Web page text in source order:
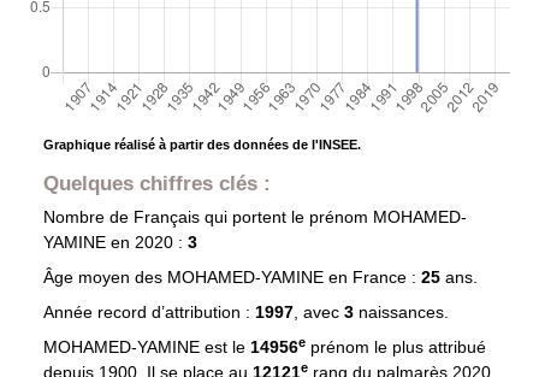
Graphique réalisé à partir des données de l'INSEE.
Quelques chiffres clés :
Nombre de Français qui portent le prénom MOHAMED-
YAMINE en 2020 : 3
Âge moyen des MOHAMED-YAMINEen France : 25 ans.
Année record d’attribution : 1997, avec 3 naissances.
MOHAMED-YAMINE est le 14956eprénom le plus attribué
depuis 1900. Il se place au 12121e rang du palmarès 2020.